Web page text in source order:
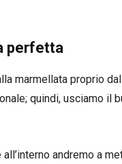
perfetta
marmellata proprio
quindi, usciamo il
andremo a